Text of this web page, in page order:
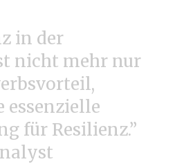
in der
nicht mehr nur
essenzielle
für Resilienz.”